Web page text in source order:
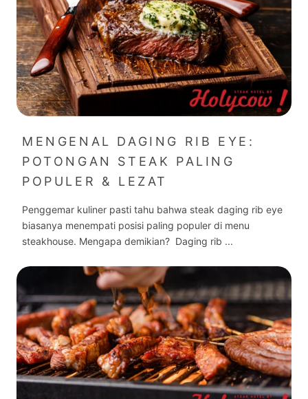
MENGENAL DAGING RIB EYE:
POTONGAN STEAK PALING
POPULER & LEZAT
Penggemar kuliner pasti tahu bahwa steak daging rib eye
biasanya menempati posisi paling populer di menu
steakhouse. Mengapa demikian? Daging rib ...